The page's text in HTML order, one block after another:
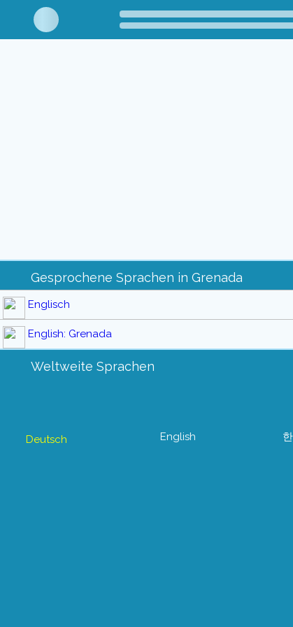
Gesprochene Sprachen in Grenada
Englisch
English: Grenada
Weltweite Sprachen
Deutsch English